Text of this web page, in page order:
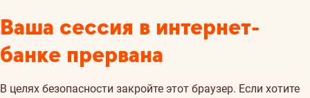
Ваша сессия в интернет-
банке прервана
В целях безопасности закройте этот браузер. Если хотите